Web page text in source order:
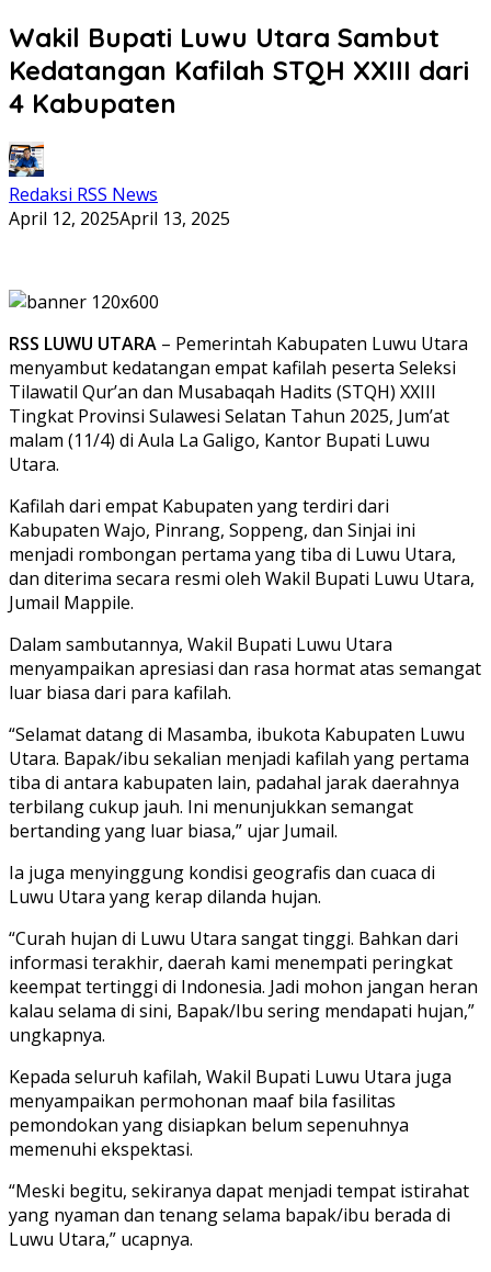
Wakil Bupati Luwu Utara Sambut
Kedatangan Kafilah STQH XXIII dari
4 Kabupaten
Redaksi RSS News
April 12, 2025April 13, 2025
RSS LUWU UTARA – Pemerintah Kabupaten Luwu Utara
menyambut kedatangan empat kafilah peserta Seleksi
Tilawatil Qur’an dan Musabaqah Hadits (STQH) XXIII
Tingkat Provinsi Sulawesi Selatan Tahun 2025, Jum’at
malam (11/4) di Aula La Galigo, Kantor Bupati Luwu
Utara.
Kafilah dari empat Kabupaten yang terdiri dari
Kabupaten Wajo, Pinrang, Soppeng, dan Sinjai ini
menjadi rombongan pertama yang tiba di Luwu Utara,
dan diterima secara resmi oleh Wakil Bupati Luwu Utara,
Jumail Mappile.
Dalam sambutannya, Wakil Bupati Luwu Utara
menyampaikan apresiasi dan rasa hormat atas semangat
luar biasa dari para kafilah.
“Selamat datang di Masamba, ibukota Kabupaten Luwu
Utara. Bapak/ibu sekalian menjadi kafilah yang pertama
tiba di antara kabupaten lain, padahal jarak daerahnya
terbilang cukup jauh. Ini menunjukkan semangat
bertanding yang luar biasa,” ujar Jumail.
Ia juga menyinggung kondisi geografis dan cuaca di
Luwu Utara yang kerap dilanda hujan.
“Curah hujan di Luwu Utara sangat tinggi. Bahkan dari
informasi terakhir, daerah kami menempati peringkat
keempat tertinggi di Indonesia. Jadi mohon jangan heran
kalau selama di sini, Bapak/Ibu sering mendapati hujan,”
ungkapnya.
Kepada seluruh kafilah, Wakil Bupati Luwu Utara juga
menyampaikan permohonan maaf bila fasilitas
pemondokan yang disiapkan belum sepenuhnya
memenuhi ekspektasi.
“Meski begitu, sekiranya dapat menjadi tempat istirahat
yang nyaman dan tenang selama bapak/ibu berada di
Luwu Utara,” ucapnya.